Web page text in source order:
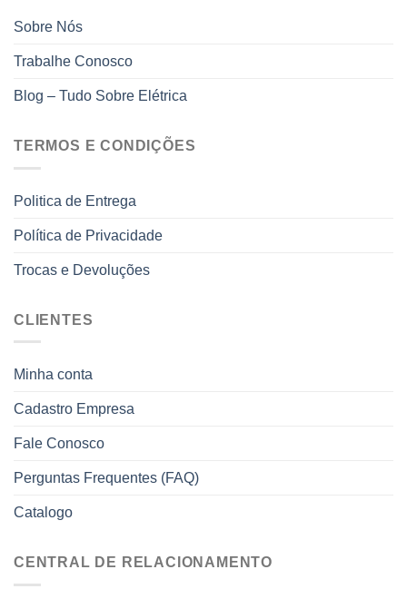
Sobre Nós
Trabalhe Conosco
Blog – Tudo Sobre Elétrica
TERMOS E CONDIÇÕES
Politica de Entrega
Política de Privacidade
Trocas e Devoluções
CLIENTES
Minha conta
Cadastro Empresa
Fale Conosco
Perguntas Frequentes (FAQ)
Catalogo
CENTRAL DE RELACIONAMENTO